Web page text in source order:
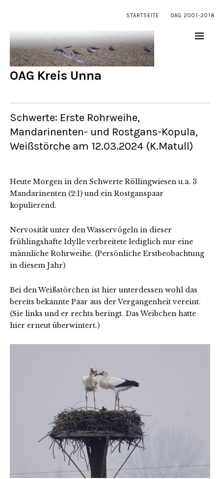
STARTSEITE OAG 2001-2018
OAG Kreis Unna
Schwerte: Erste Rohrweihe,
Mandarinenten- und Rostgans-Kopula,
Weißstörche am 12.03.2024 (K.Matull)
Heute Morgen in den Schwerte Röllingwiesen u.a. 3
Mandarinenten (2:1) und ein Rostganspaar
kopulierend.
Nervosität unter den Wasservögeln in dieser
frühlingshafte Idylle verbreitete lediglich nur eine
männliche Rohrweihe. (Persönliche Erstbeobachtung
in diesem Jahr)
Bei den Weißstörchen ist hier unterdessen wohl das
bereits bekannte Paar aus der Vergangenheit vereint.
(Sie links und er rechts beringt. Das Weibchen hatte
hier erneut überwintert.)